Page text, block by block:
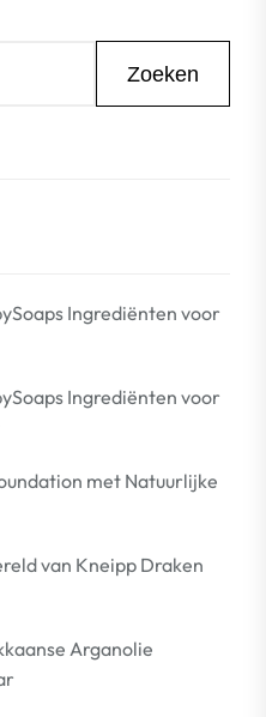
Zoeken
Ingrediënten voor
Ingrediënten voor
met Natuurlijke
van Kneipp Draken
Arganolie